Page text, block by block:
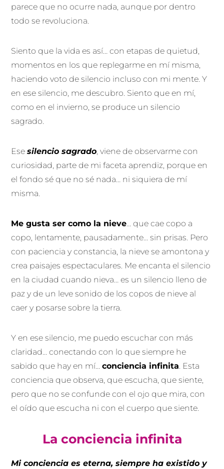
parece que no ocurre nada, aunque por dentro
todo se revoluciona.
Siento que la vida es así… con etapas de quietud,
momentos en los que replegarme en mí misma,
haciendo voto de silencio incluso con mi mente. Y
en ese silencio, me descubro. Siento que en mí,
como en el invierno, se produce un silencio
sagrado.
Esesilencio sagrado, viene de observarme con
curiosidad, parte de mi faceta aprendiz, porque en
el fondo sé que no sé nada… ni siquiera de mí
misma.
Me gusta ser como la nieve… que cae copo a
copo, lentamente, pausadamente… sin prisas. Pero
con paciencia y constancia, la nieve se amontona y
crea paisajes espectaculares. Me encanta el silencio
en la ciudad cuando nieva… es un silencio lleno de
paz y de un leve sonido de los copos de nieve al
caer y posarse sobre la tierra.
Y en ese silencio, me puedo escuchar con más
claridad… conectando con lo que siempre he
sabido que hay en mí…conciencia infinita. Esta
conciencia que observa, que escucha, que siente,
pero que no se confunde con el ojo que mira, con
el oído que escucha ni con el cuerpo que siente.
La conciencia infinita
Mi conciencia es eterna, siempre ha existido y